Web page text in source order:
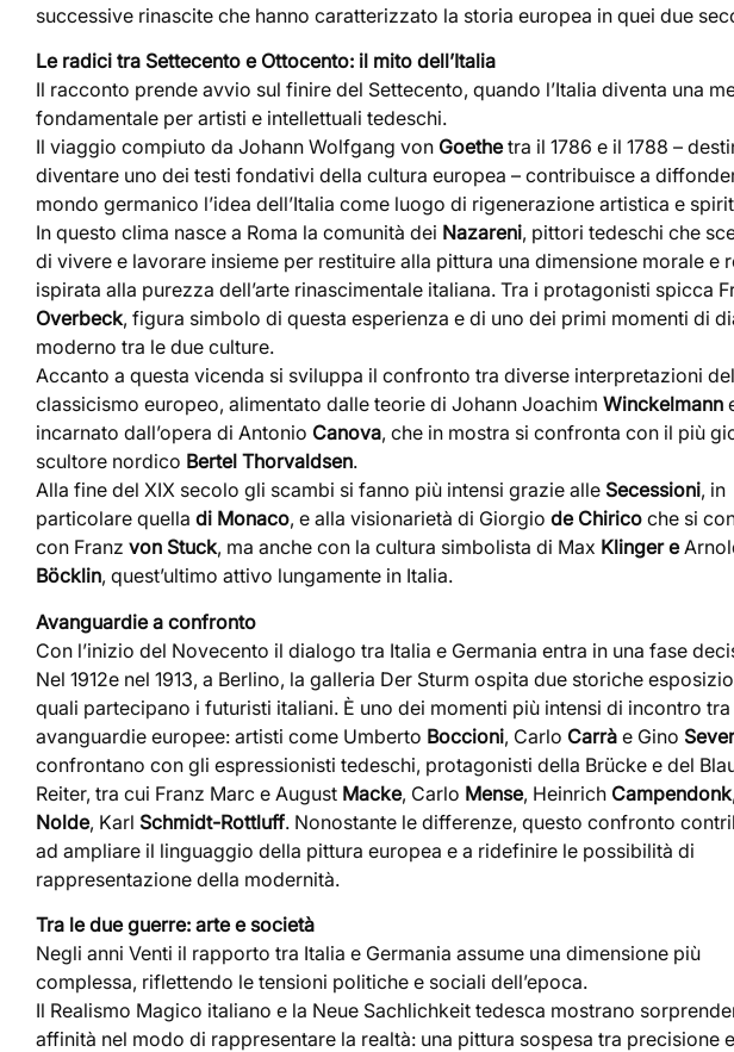
successive rinascite che hanno caratterizzato la storia europea in quei due
Le radici tra Settecento e Ottocento: il mito dell’Italia
Il racconto prende avvio sul finire del Settecento, quando l’Italia diventa una
fondamentale per artisti e intellettuali tedeschi.
Il viaggio compiuto da Johann Wolfgang von Goethetra il 1786 e il 1788 –
diventare uno dei testi fondativi della cultura europea – contribuisce a
mondo germanico l’idea dell’Italia come luogo di rigenerazione artistica e
In questo clima nasce a Roma la comunità dei Nazareni, pittori tedeschi che
di vivere e lavorare insieme per restituire alla pittura una dimensione morale e
ispirata alla purezza dell’arte rinascimentale italiana. Tra i protagonisti spicca
Overbeck, figura simbolo di questa esperienza e di uno dei primi momenti di
moderno tra le due culture.
Accanto a questa vicenda si sviluppa il confronto tra diverse interpretazioni del
classicismo europeo, alimentato dalle teorie di Johann Joachim Winckelmann
incarnato dall’opera di Antonio Canova, che in mostra si confronta con il più
scultore nordico Bertel Thorvaldsen.
Alla fine del XIX secolo gli scambi si fanno più intensi grazie alle Secessioni, in
particolare quella di Monaco, e alla visionarietà di Giorgio de Chirico che si
con Franz von Stuck, ma anche con la cultura simbolista di Max Klinger e
Böcklin, quest’ultimo attivo lungamente in Italia.
Avanguardie a confronto
Con l’inizio del Novecento il dialogo tra Italia e Germania entra in una fase
Nel 1912e nel 1913, a Berlino, la galleria Der Sturm ospita due storiche
quali partecipano i futuristi italiani. È uno dei momenti più intensi di incontro tra
avanguardie europee: artisti come Umberto Boccioni, Carlo Carrà e Gino
confrontano con gli espressionisti tedeschi, protagonisti della Brücke e del
Reiter, tra cui Franz Marc e August Macke, Carlo Mense, Heinrich Campendonk
Nolde, Karl Schmidt-Rottluff. Nonostante le differenze, questo confronto
ad ampliare il linguaggio della pittura europea e a ridefinire le possibilità di
rappresentazione della modernità.
Tra le due guerre: arte e società
Negli anni Venti il rapporto tra Italia e Germania assume una dimensione più
complessa, riflettendo le tensioni politiche e sociali dell’epoca.
Il Realismo Magico italiano e la Neue Sachlichkeit tedesca mostrano
affinità nel modo di rappresentare la realtà: una pittura sospesa tra precisione e